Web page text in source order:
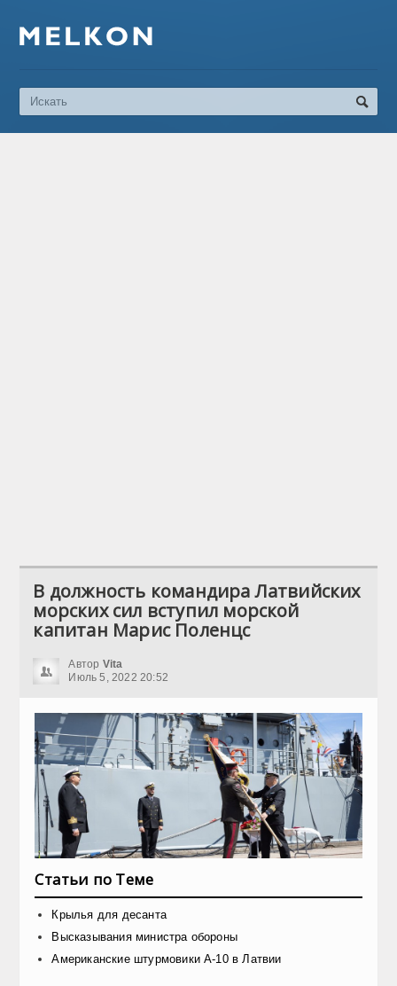
В должность командира Латвийских
морских сил вступил морской
капитан Марис Поленцс
Автор Vita
Июль 5, 2022 20:52
Статьи по Теме
Крылья для десанта
Высказывания министра обороны
Американские штурмовики А-10 в Латвии